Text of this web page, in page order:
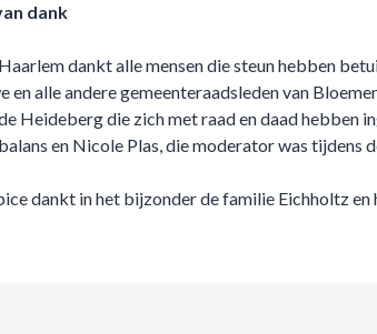
dank
dankt alle mensen die steun hebben
en alle andere gemeenteraadsleden van
Heideberg die zich met raad en daad hebben
en Nicole Plas, die moderator was tijdens
dankt in het bijzonder de familie Eichholtz